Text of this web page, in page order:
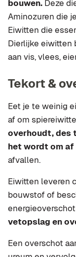
bouwen. Deze
Aminozuren die
Eiwitten die
Dierlijke eiwitten
aan vis, vlees,
Tekort &
Eet je te weinig
af om
overhoudt, des
het wordt om af
afvallen.
Eiwitten leveren
bouwstof of
vetopslag en
Een overschot